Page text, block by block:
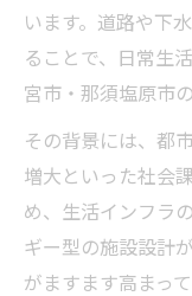
います。道路や下
ることで、日常生
宮市・那須塩原市
その背景には、都
増大といった社会
め、生活インフラ
ギー型の施設設計
がますます高まって